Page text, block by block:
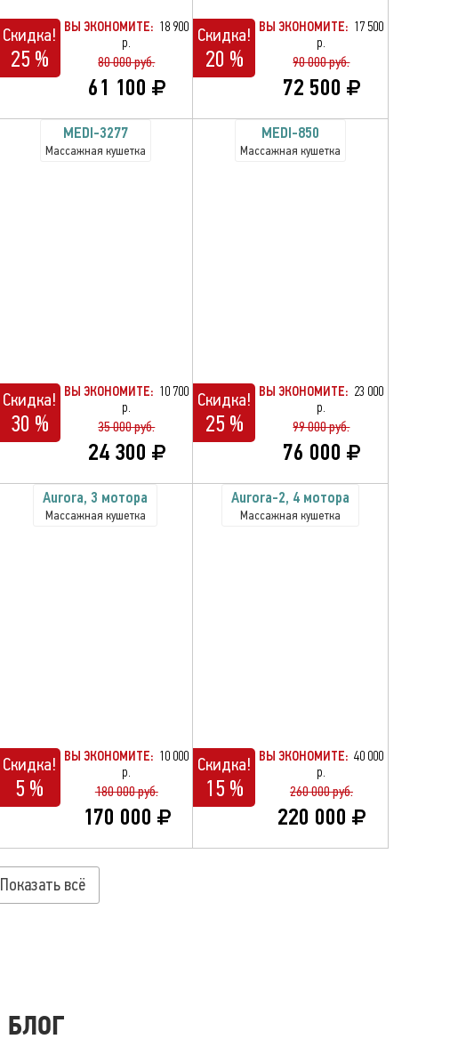
Скидка!
25 %
ВЫ ЭКОНОМИТЕ: 18 900
р.
80 000 руб.
61 100
Скидка!
20 %
ВЫ ЭКОНОМИТЕ: 17 500
р.
90 000 руб.
72 500
MEDI-3277
Массажная кушетка
Скидка!
30 %
ВЫ ЭКОНОМИТЕ: 10 700
р.
35 000 руб.
24 300
MEDI-850
Массажная кушетка
Скидка!
25 %
ВЫ ЭКОНОМИТЕ: 23 000
р.
99 000 руб.
76 000
Aurora, 3 мотора
Массажная кушетка
Скидка!
5 %
ВЫ ЭКОНОМИТЕ: 10 000
р.
180 000 руб.
170 000
Aurora-2, 4 мотора
Массажная кушетка
Скидка!
15 %
ВЫ ЭКОНОМИТЕ: 40 000
р.
260 000 руб.
220 000
Показать всё
БЛОГ